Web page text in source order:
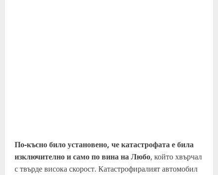
По-късно било установено, че катастрофата е била
изключително и само по вина на Любо, който хвърчал
с твърде висока скорост. Катастрофиралият автомобил